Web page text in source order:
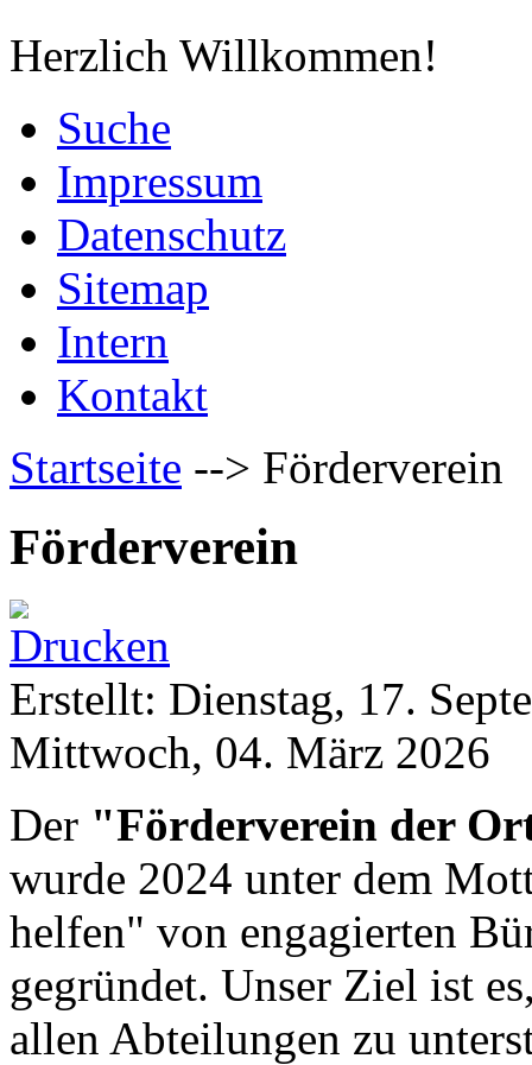
Herzlich Willkommen!
Suche
Impressum
Datenschutz
Sitemap
Intern
Kontakt
Startseite --> Förderverein
Förderverein
Erstellt: Dienstag, 17.
Mittwoch, 04. März 2026
Der "Förderverein der
wurde 2024 unter dem
helfen" von engagierten
gegründet. Unser Ziel ist
allen Abteilungen zu